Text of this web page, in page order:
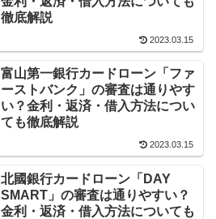
徹底解説
2023.03.15
富山第一銀行カードローン「ファ
ーストバンク」の審査は通りやす
い？金利・返済・借入方法につい
ても徹底解説
2023.03.15
北國銀行カードローン「DAY
SMART」の審査は通りやすい？
金利・返済・借入方法についても